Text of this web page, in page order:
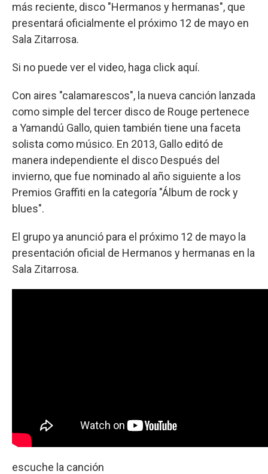
más reciente, disco "Hermanos y hermanas", que
presentará oficialmente el próximo 12 de mayo en
Sala Zitarrosa.
Si no puede ver el video, haga click aquí.
Con aires "calamarescos", la nueva canción lanzada
como simple del tercer disco de Rouge pertenece
a Yamandú Gallo, quien también tiene una faceta
solista como músico. En 2013, Gallo editó de
manera independiente el disco Después del
invierno, que fue nominado al año siguiente a los
Premios Graffiti en la categoría "Álbum de rock y
blues".
El grupo ya anunció para el próximo 12 de mayo la
presentación oficial de Hermanos y hermanas en la
Sala Zitarrosa.
escuche la canción